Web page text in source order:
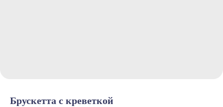
Брускетта с креветкой